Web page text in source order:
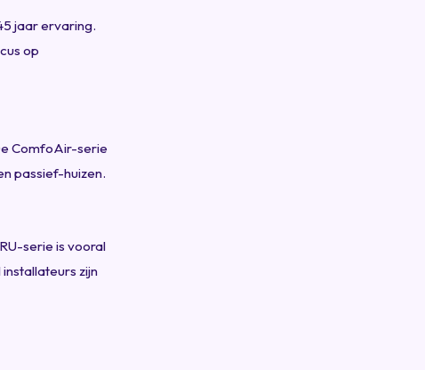
jaar ervaring.
op
ComfoAir-serie
passief-huizen.
serie is vooral
zijn